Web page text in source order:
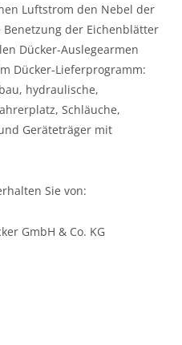
Luftstrom den Nebel der
der Eichenblätter
Dücker-Auslegearmen
Dücker-Lieferprogramm:
hydraulische,
Schläuche,
Geräteträger mit
Sie von:
GmbH & Co. KG